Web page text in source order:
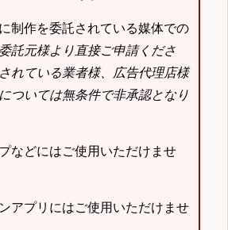
制作を委託されている媒体での
委託元様より直接ご申請くださ
れている業者様、広告代理店様
ついては無条件で非承認となり
などにはご使用いただけませ
アプリにはご使用いただけませ